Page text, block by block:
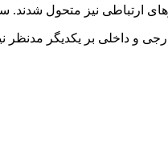
ارتباطی نیز متحول
و داخلی بر یکدیگر مدنظر